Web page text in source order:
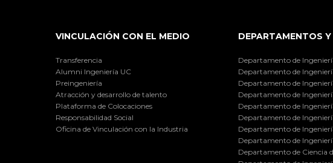
VINCULACIÓN CON EL MEDIO
Transferencia
Alumni Ingeniería UC
Preingeniería
Atracción y desarrollo de talento
Plataforma de Colocaciones
Responsabilidad Social
Oficina de Vinculación con la Industria
DEPARTAMENTOS
Departamento de
Departamento de
Departamento de
Departamento de
Departamento de
Departamento de
Departamento de
Departamento de
Departamento de Ciencia